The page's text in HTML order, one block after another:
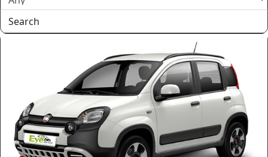
Search